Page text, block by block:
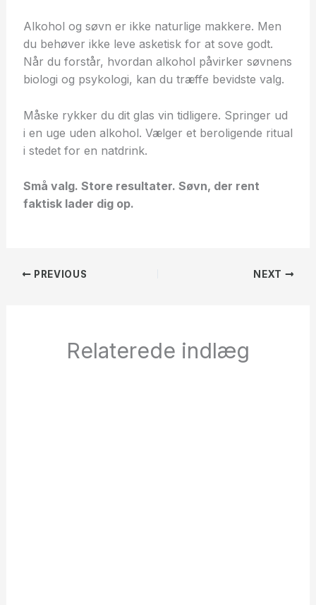
Alkohol og søvn er ikke naturlige makkere. Men
du behøver ikke leve asketisk for at sove godt.
Når du forstår, hvordan alkohol påvirker søvnens
biologi og psykologi, kan du træffe bevidste valg.
Måske rykker du dit glas vin tidligere. Springer ud
i en uge uden alkohol. Vælger et beroligende ritual
i stedet for en natdrink.
Små valg. Store resultater. Søvn, der rent
faktisk lader dig op.
PREVIOUS NEXT
Relaterede indlæg